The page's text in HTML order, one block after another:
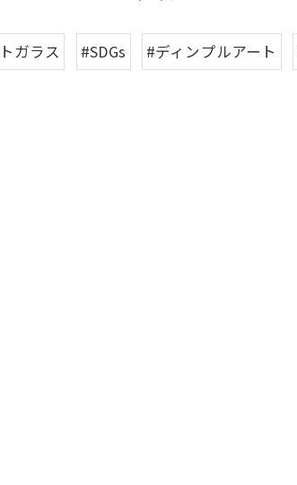
ガラス #SDGs #ディンプルアート